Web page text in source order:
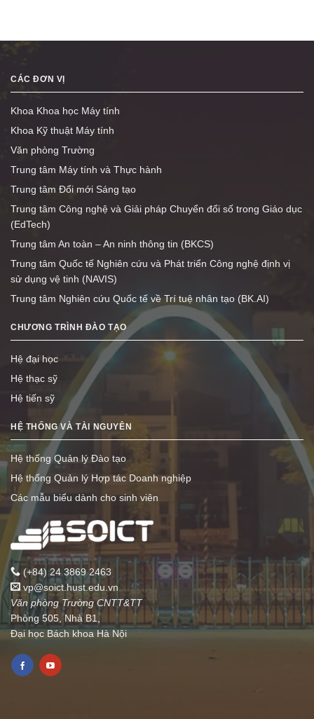
CÁC ĐƠN VỊ
Khoa Khoa học Máy tính
Khoa Kỹ thuật Máy tính
Văn phòng Trường
Trung tâm Máy tính và Thực hành
Trung tâm Đổi mới Sáng tạo
Trung tâm Công nghệ và Giải pháp Chuyển đổi số trong Giáo dục
(EdTech)
Trung tâm An toàn – An ninh thông tin (BKCS)
Trung tâm Quốc tế Nghiên cứu và Phát triển Công nghệ định vị
sử dụng vệ tinh (NAVIS)
Trung tâm Nghiên cứu Quốc tế về Trí tuệ nhân tạo (BK.AI)
CHƯƠNG TRÌNH ĐÀO TẠO
Hệ đại học
Hệ thạc sỹ
Hệ tiến sỹ
HỆ THỐNG VÀ TÀI NGUYÊN
Hệ thống Quản lý Đào tạo
Hệ thống Quản lý Hợp tác Doanh nghiệp
Các mẫu biểu dành cho sinh viên
(+84) 24 3869 2463
vp@soict.hust.edu.vn
Văn phòng Trường CNTT&TT
Phòng 505, Nhà B1,
Đại học Bách khoa Hà Nội